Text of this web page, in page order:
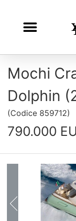
Mochi
Dolphin
(Codice 859712)
790.000